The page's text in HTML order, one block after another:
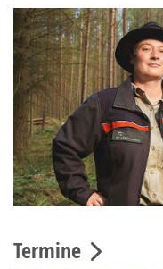
Termine